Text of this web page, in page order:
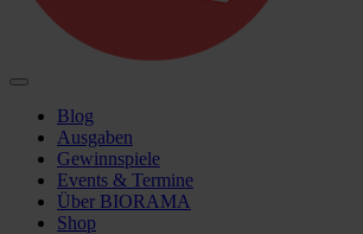
Blog
Ausgaben
Gewinnspiele
Events & Termine
Über BIORAMA
Shop